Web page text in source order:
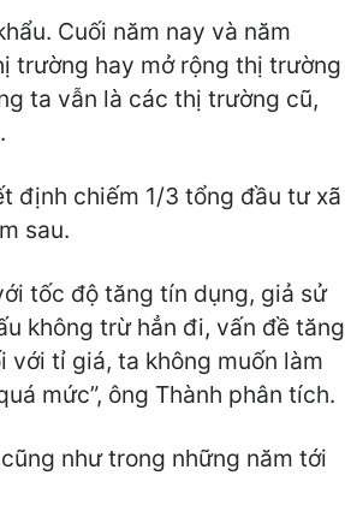
Cuối năm nay và năm
trường hay mở rộng thị trường
ta vẫn là các thị trường cũ,
định chiếm 1/3 tổng đầu tư xã
sau.
tốc độ tăng tín dụng, giả sử
không trừ hẳn đi, vấn đề tăng
với tỉ giá, ta không muốn làm
mức”, ông Thành phân tích.
như trong những năm tới